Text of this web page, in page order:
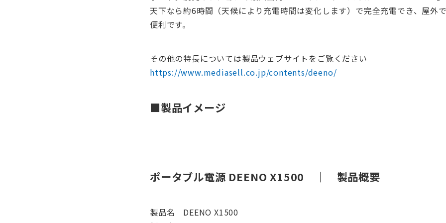
天下なら約6時間（天候により充電時間は変化します）で完全充電でき、屋外
便利です。
その他の特長については製品ウェブサイトをご覧ください
https://www.mediasell.co.jp/contents/deeno/
■製品イメージ
ポータブル電源 DEENO X1500 ｜ 製品概要
製品名 DEENO X1500